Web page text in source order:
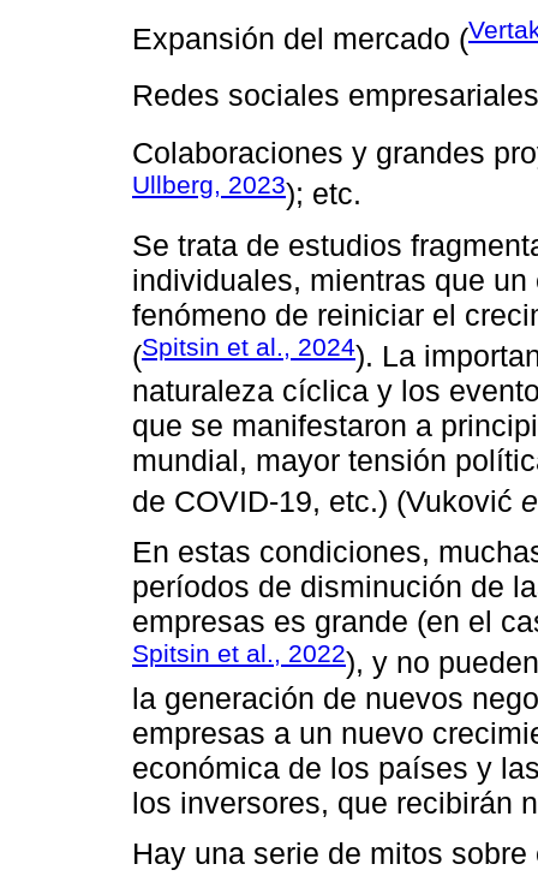
Expansión del mercado (
Redes sociales
Colaboraciones y grandes
Ullberg, 2023); etc.
Se trata de estudios
individuales, mientras que
fenómeno de reiniciar el
(Spitsin et al., 2024). La
naturaleza cíclica y los
que se manifestaron a
mundial, mayor tensión
de COVID-19, etc.) (Vuković
En estas condiciones,
períodos de disminución de
empresas es grande (en el
Spitsin et al., 2022), y no
la generación de nuevos
empresas a un nuevo
económica de los países y
los inversores, que recibirán
Hay una serie de mitos